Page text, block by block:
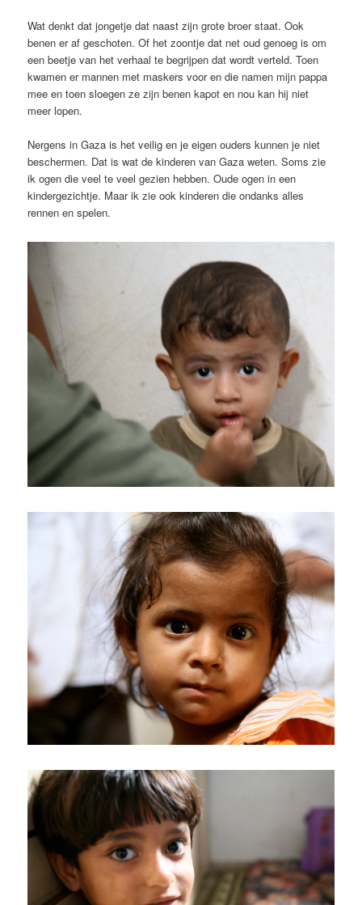
Wat denkt dat jongetje dat naast zijn grote broer staat. Ook
benen er af geschoten. Of het zoontje dat net oud genoeg is om
een beetje van het verhaal te begrijpen dat wordt verteld. Toen
kwamen er mannen met maskers voor en die namen mijn pappa
mee en toen sloegen ze zijn benen kapot en nou kan hij niet
meer lopen.
Nergens in Gaza is het veilig en je eigen ouders kunnen je niet
beschermen. Dat is wat de kinderen van Gaza weten. Soms zie
ik ogen die veel te veel gezien hebben. Oude ogen in een
kindergezichtje. Maar ik zie ook kinderen die ondanks alles
rennen en spelen.